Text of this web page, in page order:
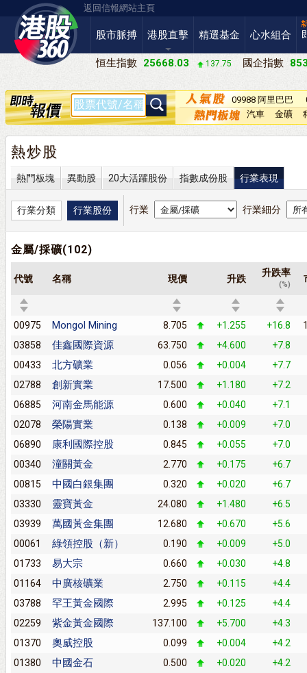
返回信報網站主頁
股市脈搏 港股直擊 精選基金 心水組合
恒生指數 25668.03 137.75 國企指數
09988 阿里巴巴
－Ｗ汽車
金礦
熱炒股
熱門板塊 異動股 20大活躍股份 指數成份股 行業表現
行業分類 行業股份 行業 行業細分
金屬/採礦(102)
代號 名稱 現價 升跌
升跌率
(%)
00975 Mongol Mining 8.705 +1.255 +16.8
03858
佳鑫國際資源 63.750 +4.600
+7.8
00433
北方礦業 0.056 +0.004
+7.7
02788
創新實業 17.500 +1.180
+7.2
06885
河南金馬能源 0.600 +0.040
+7.1
02078
榮陽實業 0.138 +0.009
+7.0
06890
康利國際控股 0.845 +0.055
+7.0
00340
潼關黃金 2.770 +0.175
+6.7
00815
中國白銀集團 0.320 +0.020
+6.7
03330
靈寶黃金 24.080 +1.480
+6.5
03939
萬國黃金集團 12.680 +0.670
+5.6
00061
綠領控股（新） 0.190 +0.009
+5.0
01733
易大宗 0.660 +0.030
+4.8
01164
中廣核礦業 2.750 +0.115
+4.4
03788
罕王黃金國際 2.995 +0.125
+4.4
02259
紫金黃金國際 137.100 +5.700
+4.3
01370
奧威控股 0.099 +0.004
+4.2
01380
中國金石 0.500 +0.020
+4.2